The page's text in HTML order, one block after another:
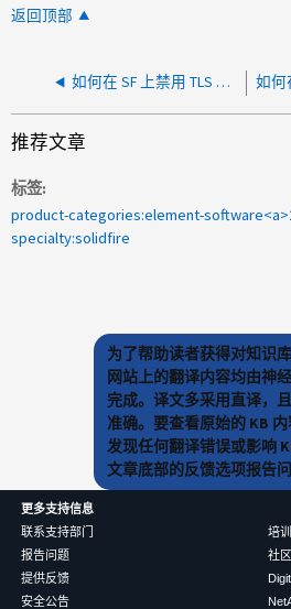
返回顶部
如何在 SF 上禁用 TLS 1.0 或 TLS 1.1 系列存储节点
推荐文章
标签
specialty:solidfire
为了帮助读者获得对知识
网站上的翻译内容均由神
完成。译文多采用直译，
准确。要查看原始的 KB
发现任何翻译错误或影响
文章底部的反馈选项报告问
更多支持信息
联系支持部门
报告问题
提供反馈
安全公告
培训
社区